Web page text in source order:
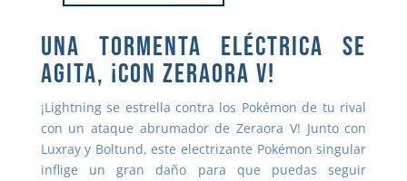
UNA TORMENTA ELÉCTRICA SE
AGITA, ¡CON ZERAORA V!
¡Lightning se estrella contra los Pokémon de tu rival
con un ataque abrumador de Zeraora V! Junto con
Luxray y Boltund, este electrizante Pokémon singular
inflige un gran daño para que puedas seguir